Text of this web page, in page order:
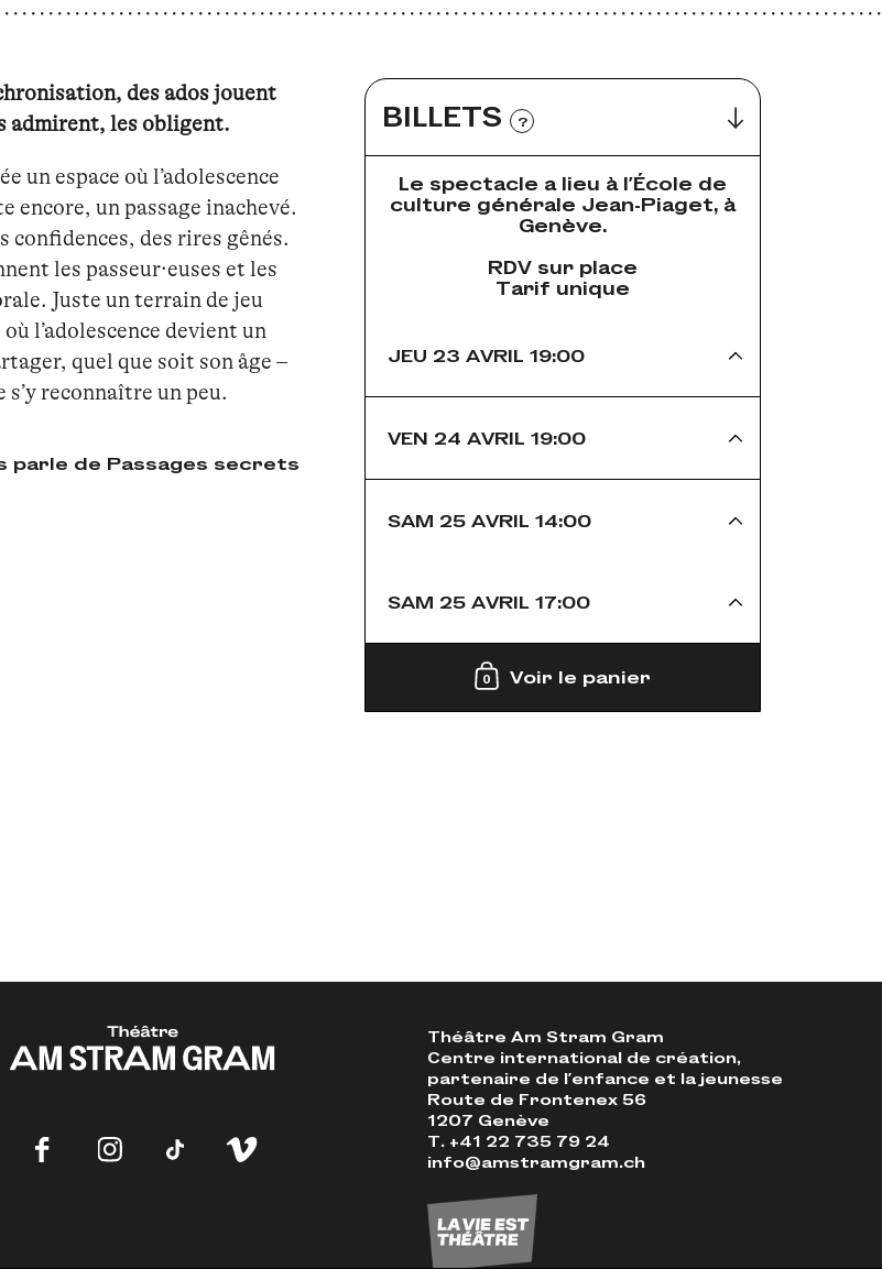
BILLETS ?
Le spectacle a lieu à l’École de
culture générale Jean-Piaget, à
Genève.
RDV sur place
Tarif unique
JEU 23 AVRIL 19:00
VEN 24 AVRIL 19:00
SAM 25 AVRIL 14:00
SAM 25 AVRIL 17:00
0 Voir le panier
des ados jouent
admirent, les obligent.
un espace où l’adolescence
encore, un passage inachevé.
confidences, des rires gênés.
les passeur·euses et les
Juste un terrain de jeu
l’adolescence devient un
quel que soit son âge –
reconnaître un peu.
parle de Passages secrets
Théâtre Am Stram Gram
Centre international de création,
partenaire de l'enfance et la jeunesse
Route de Frontenex 56
1207 Genève
T. +41 22 735 79 24
info@amstramgram.ch